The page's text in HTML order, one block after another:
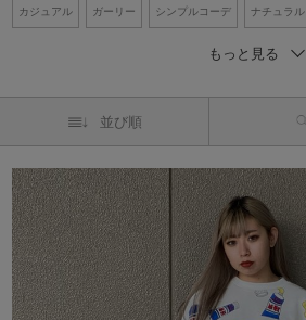
カジュアル ガーリー シンプルコーデ ナチュラル
再入荷アイテム
ビッグシルエット Tシャツ デニム ワンピース
もっと見る
並び順